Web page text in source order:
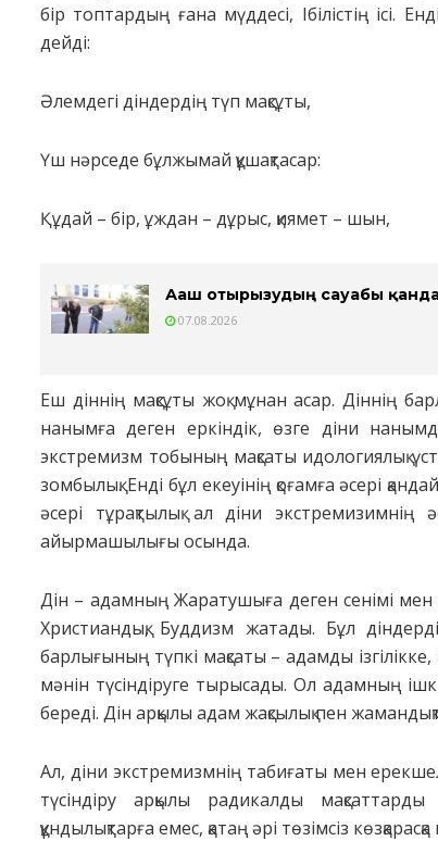
бір топтардың ғана мүддесі, Ібілістің ісі.
дейді:
Әлемдегi дiндердiң түп мақсұты,
Үш нәрседе бұлжымай құшақтасар:
Құдай – бір, ұждан – дұрыс, қиямет – шын,
Ағаш отырғызудың сауабы
07.08.2026
Еш дiннiң мақсұты жоқ мұнан асар. Діннің
нанымға деген еркіндік, өзге діни
экстремизм тобының мақсаты идологиялық
зомбылық. Енді бұл екеуінің қоғамға әсері
әсері тұрақтылық ал діни экстремизимнің
айырмашылығы осында.
Дін – адамның Жаратушыға деген сенімі мен
Христиандық, Буддизм жатады. Бұл
барлығының түпкі мақсаты – адамды
мәнін түсіндіруге тырысады. Ол адамның
береді. Дін арқылы адам жақсылық пен
Ал, діни экстремизмнің табиғаты мен
түсіндіру арқылы радикалды
құндылықтарға емес, қатаң әрі төзімсіз көзқарасқа